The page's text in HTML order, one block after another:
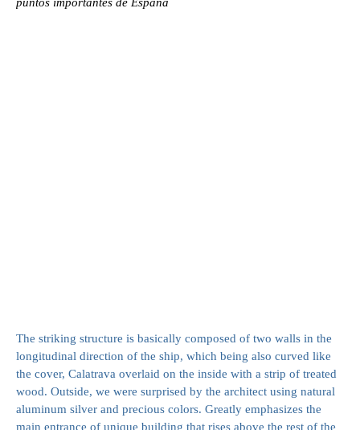
puntos importantes de España
The striking structure is basically composed of two walls in the
longitudinal direction of the ship, which being also curved like
the cover, Calatrava overlaid on the inside with a strip of treated
wood. Outside, we were surprised by the architect using natural
aluminum silver and precious colors. Greatly emphasizes the
main entrance of unique building that rises above the rest of the